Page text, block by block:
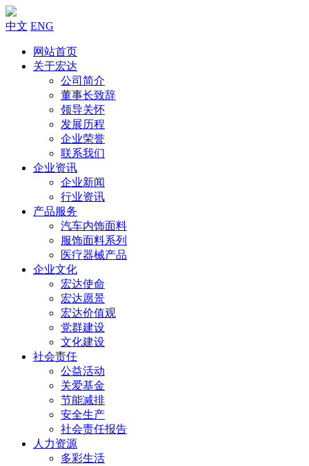
中文 ENG
网站首页
关于宏达
公司简介
董事长致辞
领导关怀
发展历程
企业荣誉
联系我们
企业资讯
企业新闻
行业资讯
产品服务
汽车内饰面料
服饰面料系列
医疗器械产品
企业文化
宏达使命
宏达愿景
宏达价值观
党群建设
文化建设
社会责任
公益活动
关爱基金
节能减排
安全生产
社会责任报告
人力资源
多彩生活